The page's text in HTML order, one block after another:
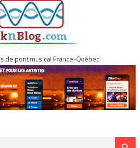
de pont musical France-Québec